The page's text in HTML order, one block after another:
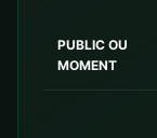
PUBLIC OU
MOMENT